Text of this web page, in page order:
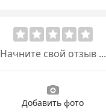
Начните свой отзыв ...
Добавить фото